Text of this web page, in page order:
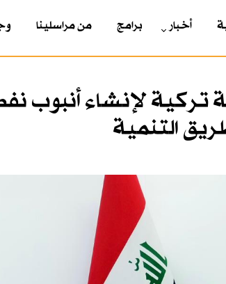
أخبار برامج من مراسلينا
تركية لإنشاء أنبوب
التنمية